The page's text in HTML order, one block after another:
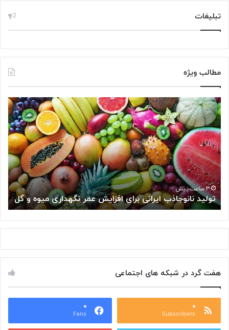
تبلیغات
مطالب ویژه
برای افزایش عمر نگهداری میوه و گل
«
شِ
ک
ر
»
س
ل
و
ل‌
ه
ا
ی
س
ی
ر
ا
گ
س
۳ ساعت پیش
«شِکر» سلول‌های
هفت گرد در شبکه های اجتماعی
۰
Subscribers
۰
Fans